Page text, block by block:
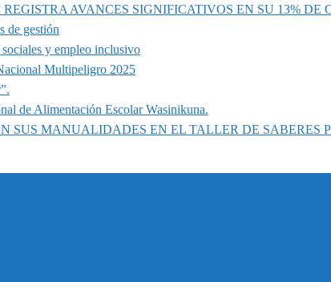
AVANCES SIGNIFICATIVOS EN SU 13% DE
de gestión
y empleo inclusivo
Multipeligro 2025
de Alimentación Escolar Wasinikuna.
SUS MANUALIDADES EN EL TALLER DE SABERES